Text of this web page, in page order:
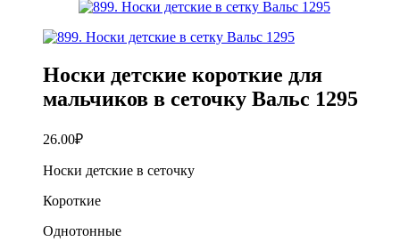
Носки детские короткие для
мальчиков в сеточку Вальс 1295
26.00₽
Носки детские в сеточку
Короткие
Однотонные